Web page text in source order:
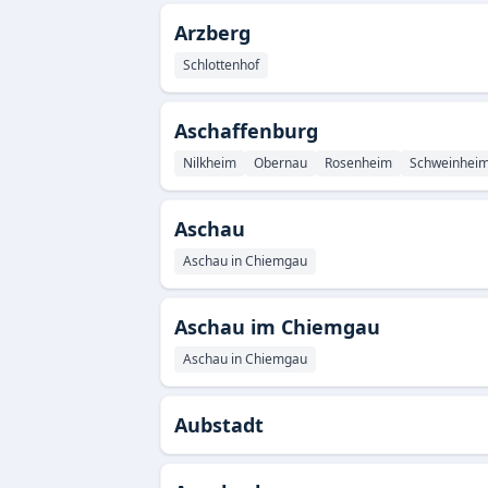
Arzberg
Schlottenhof
Aschaffenburg
Nilkheim Obernau Rosenheim
Aschau
Aschau in Chiemgau
Aschau im Chiemgau
Aschau in Chiemgau
Aubstadt